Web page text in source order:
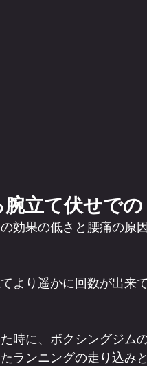
立て伏せでの
効果の低さと腰痛の原
より遥かに回数が出来
時に、ボクシングジム
ランニングの走り込み